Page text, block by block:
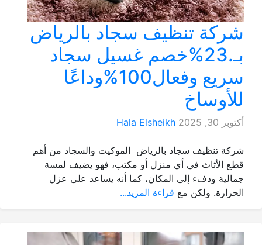
شركة تنظيف سجاد بالرياض
بـ.23%خصم غسيل سجاد
سريع وفعال100%وداعًا
للأوساخ
أكتوبر 30, 2025 Hala Elsheikh
شركة تنظيف سجاد بالرياض الموكيت والسجاد من أهم
قطع الأثاث في أي منزل أو مكتب، فهو يضيف لمسة
جمالية ودفء إلى المكان، كما أنه يساعد على عزل
الحرارة. ولكن مع قراءة المزيد...